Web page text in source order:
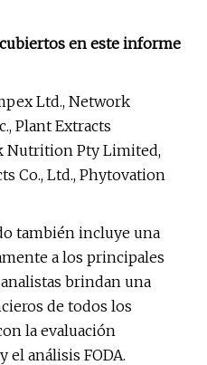
en este informe
Ltd., Network
Plant Extracts
Nutrition Pty Limited,
Co., Ltd., Phytovation
también incluye una
a los principales
brindan una
de todos los
la evaluación
el análisis FODA.